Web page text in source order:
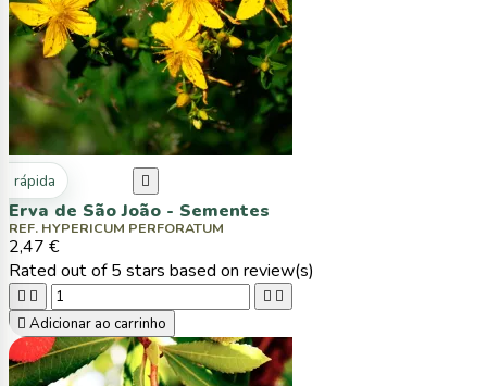
rápida 
Erva de São João - Sementes
REF. HYPERICUM PERFORATUM
2,47 €
Rated out of 5 stars based on review(s)
   
 Adicionar ao carrinho